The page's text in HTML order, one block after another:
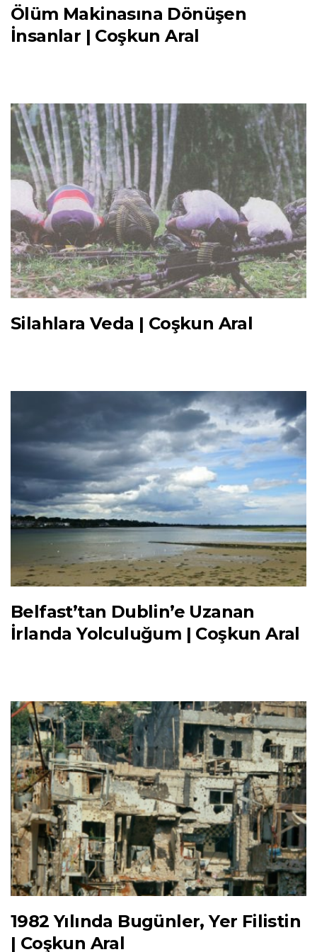
Ölüm Makinasına Dönüşen
İnsanlar | Coşkun Aral
Silahlara Veda | Coşkun Aral
Belfast’tan Dublin’e Uzanan
İrlanda Yolculuğum | Coşkun Aral
1982 Yılında Bugünler, Yer Filistin
| Coşkun Aral